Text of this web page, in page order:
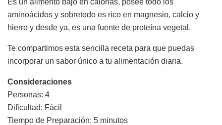
aminoácidos y sobretodo es rico en magnesio, calcio y
hierro y desde ya, es una fuente de proteína vegetal.
Te compartimos esta sencilla receta para que puedas
incorporar un sabor único a tu alimentación diaria.
Consideraciones
Personas: 4
Dificultad: Fácil
Tiempo de Preparación: 5 minutos